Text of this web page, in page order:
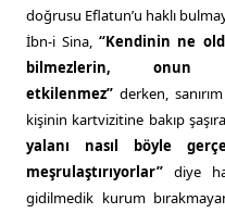
doğrusu Eflatun’u haklı
İbn-i Sina,“Kendinin ne
bilmezlerin, onun
etkilenmez” derken,
kişinin kartvizitine bakıp
yalanı nasıl böyle
meşrulaştırıyorlar” diye
gidilmedik kurum